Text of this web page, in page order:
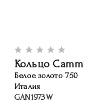
Кольцо
Белое золото 750
Италия
GAN1973W